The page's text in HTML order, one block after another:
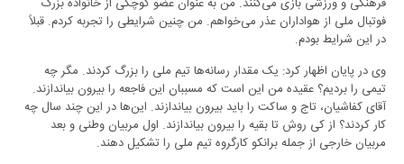
فوتبال ملی از هواداران عذر می‌خواهم. من چنین شرایطی را تجربه کردم. قبلاً
در این شرایط بودم.
وی در پایان اظهار کرد: یک مقدار رسانه‌ها تیم ملی را بزرگ کردند. مگر چه
تیمی را بردیم؟ عقیده من این است که مسببان این فاجعه را بیرون بیاندازند.
آقای کفاشیان، تاج و ساکت را باید بیرون بیاندازند. این‌ها در این چند سال چه
کار کردند؟ از کی روش تا بقیه را بیرون بیاندازند. اول مربیان وطنی و بعد
مربیان خارجی از جمله برانکو کارگروه تیم ملی را تشکیل دهند.